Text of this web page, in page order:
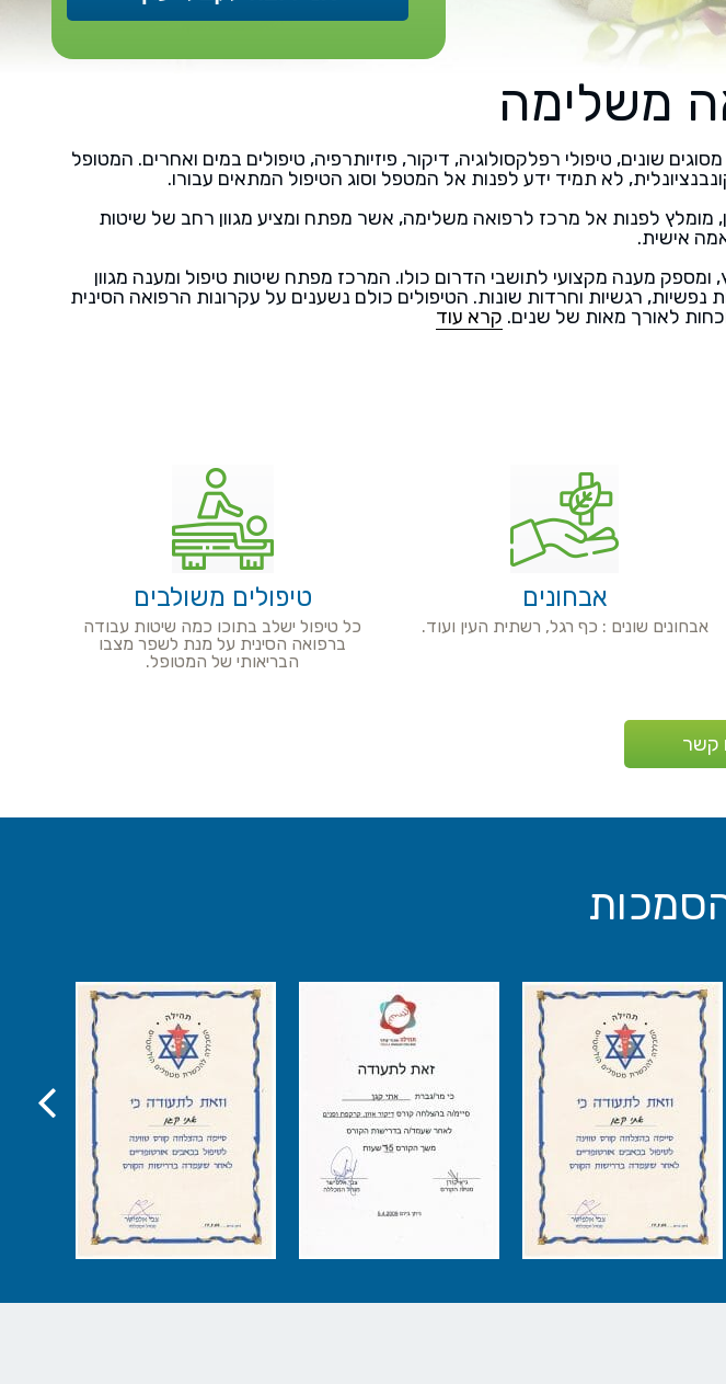
משלימה
שונים, טיפולי רפלקסולוגיה, דיקור, פיזיותרפיה, טיפולים במים ואחרים. המטופל
לא תמיד ידע לפנות אל המטפל וסוג הטיפול המתאים עבורו.
לפנות אל מרכז לרפואה משלימה, אשר מפתח ומציע מגוון רחב של שיטות
אישית.
מענה מקצועי לתושבי הדרום כולו. המרכז מפתח שיטות טיפול ומענה מגוון
נפשיות, רגשיות וחרדות שונות. הטיפולים כולם נשענים על עקרונות הרפואה הסינית
לאורך מאות של שנים. קרא עוד
אבחונים
אבחונים שונים : כף רגל, רשתית העין ועוד.
טיפולים משולבים
כל טיפול ישלב בתוכו כמה שיטות עבודה
ברפואה הסינית על מנת לשפר מצבו
הבריאותי של המטופל.
קשר